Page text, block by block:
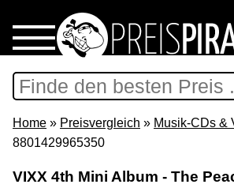
Home
Download
Home » Preisvergleich » Musik-CDs &
8801429965350
VIXX 4th Mini Album - The